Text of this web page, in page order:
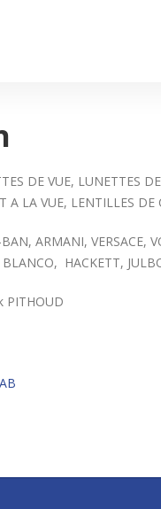
DE VUE, LUNETTES
A LA VUE, LENTILLES
BAN, ARMANI, VERSACE,
BLANCO, HACKETT,
PITHOUD